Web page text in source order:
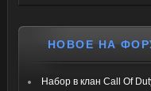
НОВОЕ НА
Набор в клан Call Of